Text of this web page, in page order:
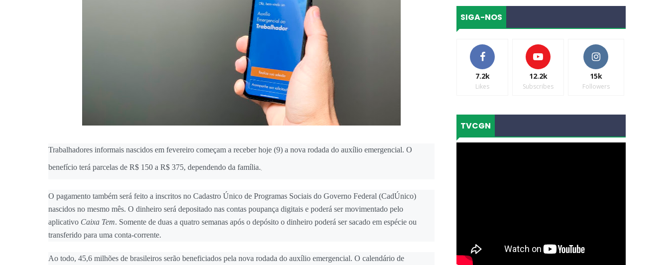
Trabalhadores informais nascidos em fevereiro começam a receber hoje (9) a nova rodada do auxílio emergencial. O
benefício terá parcelas de R$ 150 a R$ 375, dependendo da família.
O pagamento também será feito a inscritos no Cadastro Único de Programas Sociais do Governo Federal (CadÚnico)
nascidos no mesmo mês. O dinheiro será depositado nas contas poupança digitais e poderá ser movimentado pelo
aplicativo Caixa Tem. Somente de duas a quatro semanas após o depósito o dinheiro poderá ser sacado em espécie ou
transferido para uma conta-corrente.
Ao todo, 45,6 milhões de brasileiros serão beneficiados pela nova rodada do auxílio emergencial. O calendário de
SIGA-NOS
7.2k
Likes
12.2k
Subscribes
15k
Followers
TVCGN